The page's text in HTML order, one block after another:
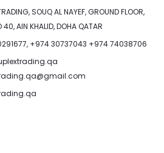
SOUQ AL NAYEF, GROUND FLOOR,
40, AIN KHALID, DOHA QATAR
+974 30737043 +974 74038706